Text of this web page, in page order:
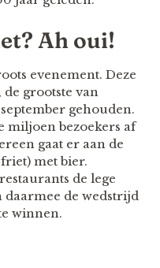
Ah oui!
evenement. Deze
grootste van
gehouden.
miljoen bezoekers af
gaat er aan de
met bier.
de lege
daarmee de wedstrijd
winnen.